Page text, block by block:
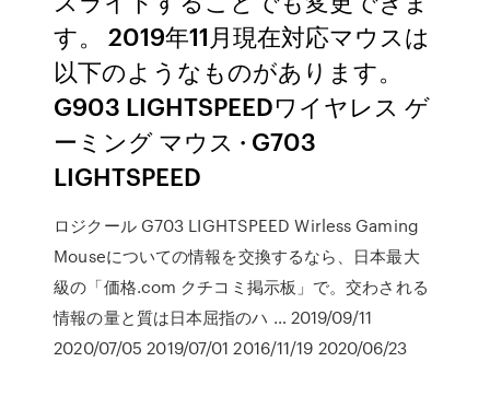
す。 2019年11月現在対応マウスは
以下のようなものがあります。
G903 LIGHTSPEEDワイヤレス ゲ
ーミング マウス · G703
LIGHTSPEED
ロジクール G703 LIGHTSPEED Wirless Gaming
Mouseについての情報を交換するなら、日本最大
級の「価格.com クチコミ掲示板」で。交わされる
情報の量と質は日本屈指のハ … 2019/09/11
2020/07/05 2019/07/01 2016/11/19 2020/06/23